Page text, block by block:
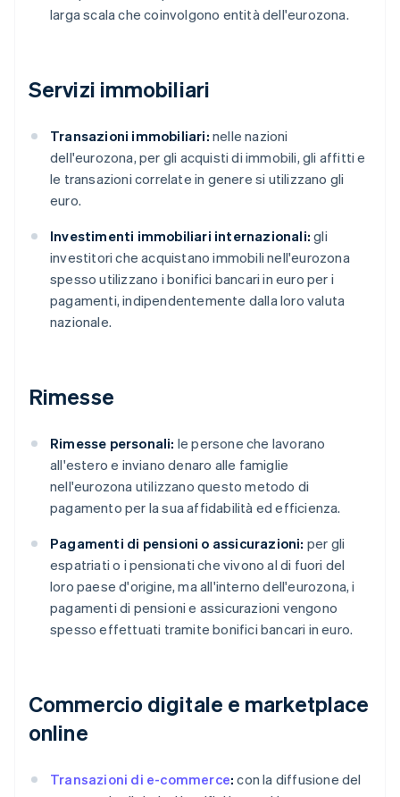
larga scala che coinvolgono entità dell'eurozona.
Servizi immobiliari
Transazioni immobiliari: nelle nazioni
dell'eurozona, per gli acquisti di immobili, gli affitti e
le transazioni correlate in genere si utilizzano gli
euro.
Investimenti immobiliari internazionali: gli
investitori che acquistano immobili nell'eurozona
spesso utilizzano i bonifici bancari in euro per i
pagamenti, indipendentemente dalla loro valuta
nazionale.
Rimesse
Rimesse personali: le persone che lavorano
all'estero e inviano denaro alle famiglie
nell'eurozona utilizzano questo metodo di
pagamento per la sua affidabilità ed efficienza.
Pagamenti di pensioni o assicurazioni: per gli
espatriati o i pensionati che vivono al di fuori del
loro paese d'origine, ma all'interno dell'eurozona, i
pagamenti di pensioni e assicurazioni vengono
spesso effettuati tramite bonifici bancari in euro.
Commercio digitale e marketplace
online
Transazioni di e-commerce: con la diffusione del